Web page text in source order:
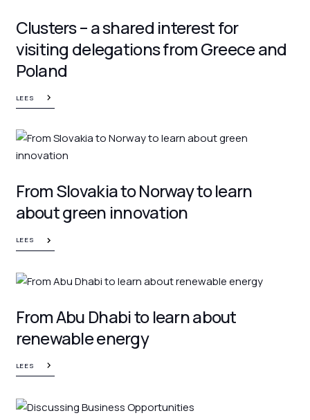
Clusters – a shared interest for
visiting delegations from Greece and
Poland
LEES
From Slovakia to Norway to learn
about green innovation
LEES
From Abu Dhabi to learn about
renewable energy
LEES